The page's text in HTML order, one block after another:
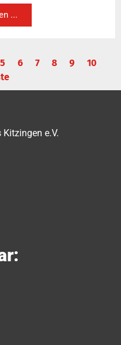
...
5 6 7 8 9
10
e.V.